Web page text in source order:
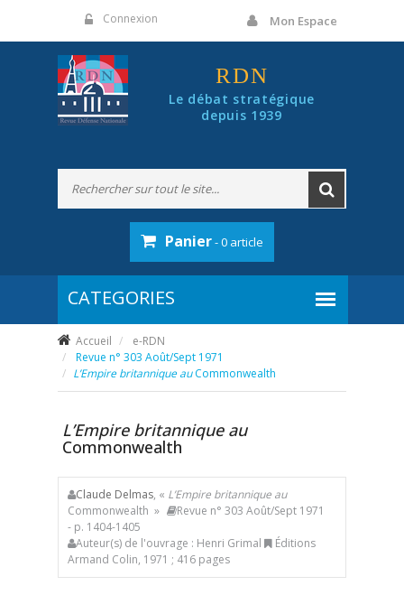
Connexion Mon Espace
RDN
Le débat stratégique
depuis 1939
Panier- 0 article
Accueil
e-RDN
Revue n° 303 Août/Sept 1971
L’Empire britannique auCommonwealth
L’Empire britannique au
Commonwealth
Claude Delmas, « L’Empire britannique au
Commonwealth »
Revue n° 303 Août/Sept 1971
- p. 1404-1405
Auteur(s) de l'ouvrage : Henri Grimal
Éditions
Armand Colin, 1971 ; 416 pages